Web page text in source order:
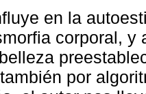
en la
corporal, y
por